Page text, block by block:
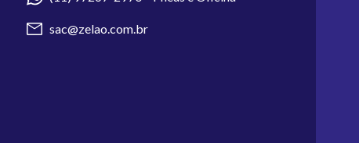
sac@zelao.com.br